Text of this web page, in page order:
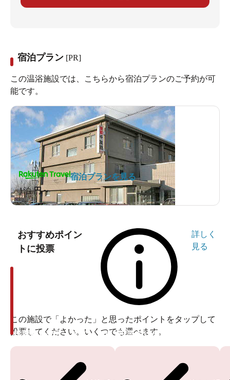
宿泊プラン [PR]
この温浴施設では、こちらから宿泊プランのご予約が可
能です。
1泊円～
宿泊プランを見る
おすすめポイン
トに投票
詳しく
見る
この施設で「よかった」と思ったポイントをタップして
投票してください。いくつでも選べます。
投票ありがとうございます 投票ありがとうございます